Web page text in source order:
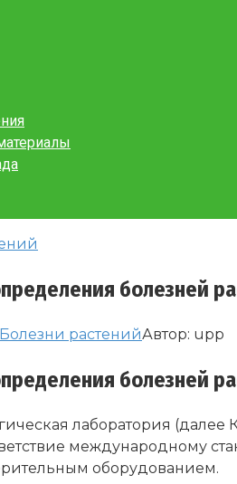
болезней
Болезни растенийАвтор: upp
болезней
лаборатория
международному
оборудованием.